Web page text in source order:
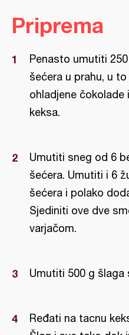
Priprema
Penasto umutiti
šećera u prahu, u
ohladjene čokolade
keksa.
Umutiti sneg od 6
šećera. Umutiti i 6
šećera i polako
Sjediniti ove dve
varjačom.
Umutiti 500 g šlaga
Ređati na tacnu